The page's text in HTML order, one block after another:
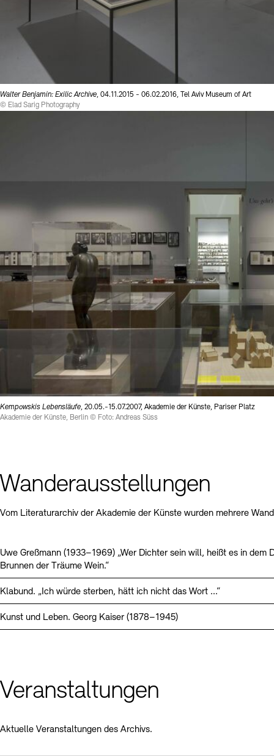
Walter Benjamin: Exilic Archive, 04.11.2015 - 06.02.2016, Tel Aviv Museum of Art
© Elad Sarig Photography
Kempowskis Lebensläufe, 20.05.-15.07.2007, Akademie der Künste, Pariser Platz
Akademie der Künste, Berlin © Foto: Andreas Süss
Wanderausstellungen
Vom Literaturarchiv der Akademie der Künste wurden mehrere
Uwe Greßmann (1933–1969) „Wer Dichter sein will, heißt es in dem
Brunnen der Träume Wein.“
Klabund. „Ich würde sterben, hätt ich nicht das Wort ...“
Kunst und Leben. Georg Kaiser (1878–1945)
Veranstaltungen
Aktuelle Veranstaltungen des Archivs.